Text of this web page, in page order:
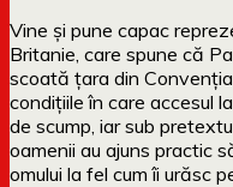
Vine și pune capac
Britanie, care spune că
scoată țara din
condițiile în care accesul
de scump, iar sub
oamenii au ajuns practic
omului la fel cum îi urăsc